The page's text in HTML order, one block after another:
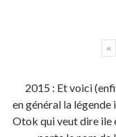
«
2015 : Et voici
en général la légende
Otok qui veut dire ile